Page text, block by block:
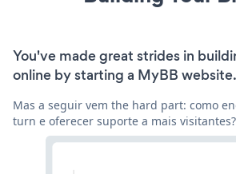
You've made great strides in
online by starting a MyBB
Mas a seguir vem the hard part: como
turn e oferecer suporte a mais visitantes?